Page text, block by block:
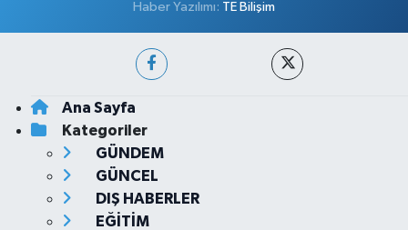
Haber Yazılımı: TE Bilişim
Ana Sayfa
Kategoriler
GÜNDEM
GÜNCEL
DIŞ HABERLER
EĞİTİM